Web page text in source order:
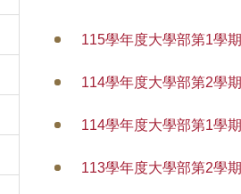
115學年度大學部第1學期
114學年度大學部第2學期
114學年度大學部第1學期
113學年度大學部第2學期